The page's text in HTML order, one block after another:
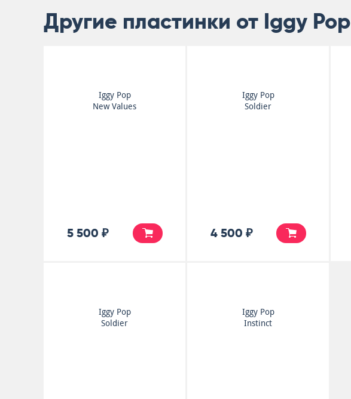
Другие пластинки от Iggy Pop
Iggy Pop
New Values
5 500 ₽
Iggy Pop
Soldier
4 500 ₽
Iggy Pop
Soldier
Iggy Pop
Instinct